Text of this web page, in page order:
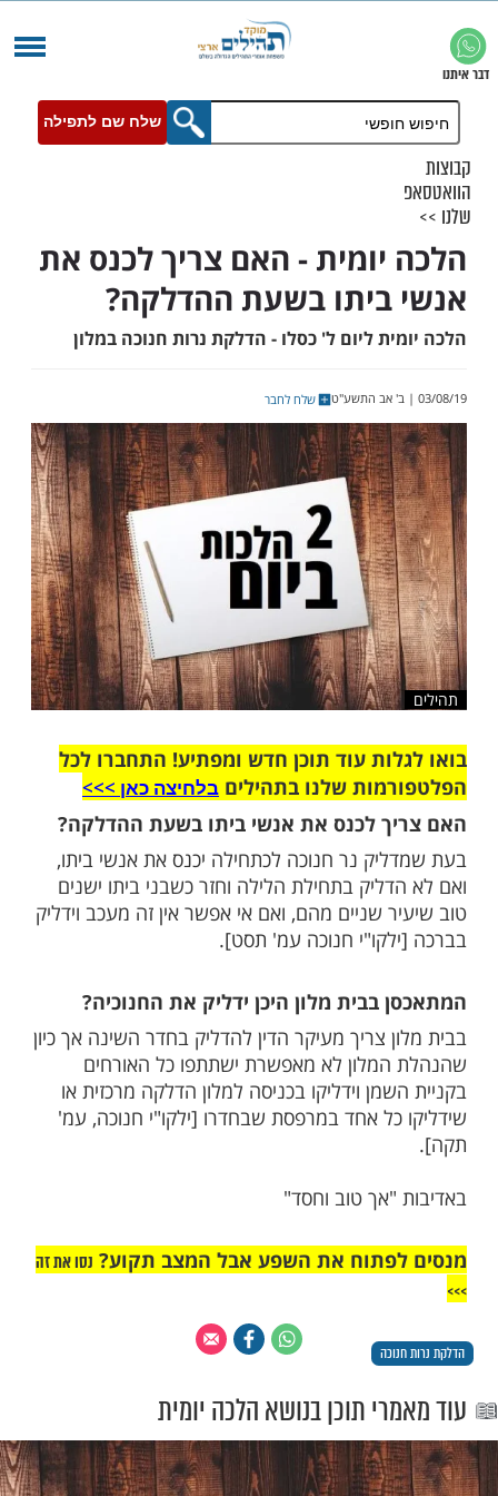
שלח שם לתפילה
- האם צריך לכנס את
ליום ל' כסלו - הדלקת נרות חנוכה במלון
שלח לחבר
עוד תוכן חדש ומפתיע! התחברו לכל
לכנס את אנשי ביתו בשעת ההדלקה?
נר חנוכה לכתחילה יכנס את אנשי ביתו,
בתחילת הלילה וחזר כשבני ביתו ישנים
שניים מהם, ואם אי אפשר אין זה מעכב וידליק
בבית מלון היכן ידליק את החנוכיה?
צריך מעיקר הדין להדליק בחדר השינה אך כיון
לא מאפשרת ישתתפו כל האורחים
וידליקו בכניסה למלון הדלקה מרכזית או
אחד במרפסת שבחדרו [ילקו"י חנוכה, עמ'